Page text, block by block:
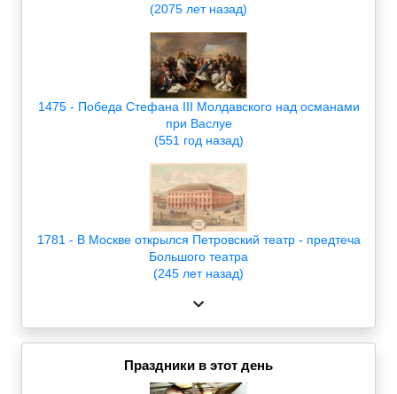
(2075 лет назад)
1475 - Победа Стефана III Молдавского над османами
при Васлуе
(551 год назад)
1781 - В Москве открылся Петровский театр - предтеча
Большого театра
(245 лет назад)
Праздники в этот день